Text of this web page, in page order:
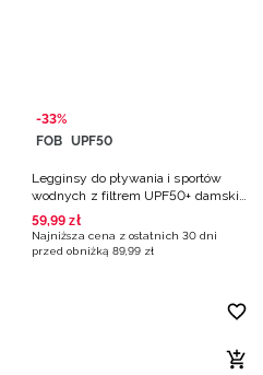
-33%
FOB UPF50
Legginsy do pływania i sportów
wodnych z filtrem UPF50+ damskie
- czarne
59,99 zł
Najniższa cena z ostatnich 30 dni
przed obniżką 89,99 zł